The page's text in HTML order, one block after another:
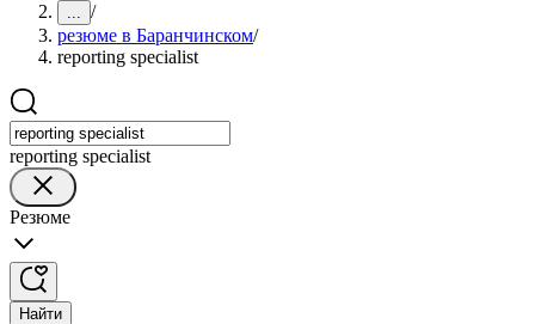
... /
резюме в Баранчинском/
reporting specialist
reporting specialist
Резюме
Найти